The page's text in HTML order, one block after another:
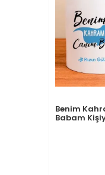
Benim
Babam